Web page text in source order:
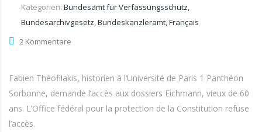
Kategorien: Bundesamt für Verfassungsschutz,
Bundesarchivgesetz, Bundeskanzleramt, Français
2 Kommentare
Fabien Théofilakis, historien à l’Université de Paris 1 Panthéon
Sorbonne, demande l’accès aux dossiers Eichmann, vieux de 60
ans. L’Office fédéral pour la protection de la Constitution refuse
l’accès.